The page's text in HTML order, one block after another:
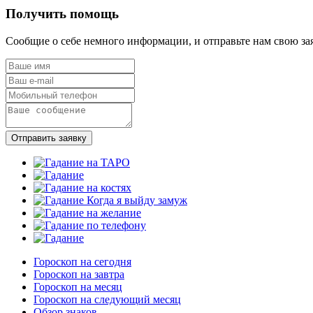
Получить помощь
Сообщие о себе немного информации, и отправьте нам свою
Отправить заявку
Гороскоп на сегодня
Гороскоп на завтра
Гороскоп на месяц
Гороскоп на следующий месяц